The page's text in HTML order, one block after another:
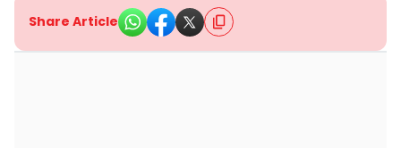
Share Article